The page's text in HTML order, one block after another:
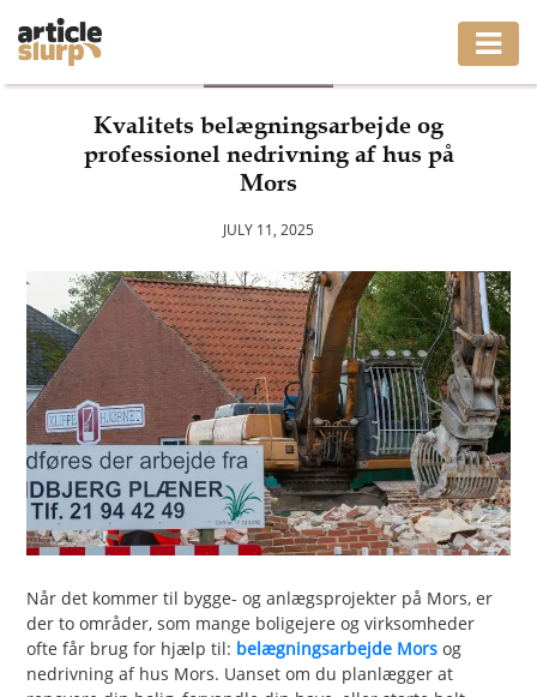
BUSINESS
GAMING
HEALTH
INTERIOR
LIFESTYLE
MOVING
PET
SHOPPING
REAL
Kvalitets belægningsarbejde og
professionel nedrivning af hus på
Mors
JULY 11, 2025
Når det kommer til bygge- og anlægsprojekter på Mors, er
der to områder, som mange boligejere og virksomheder
ofte får brug for hjælp til: belægningsarbejde Mors og
nedrivning af hus Mors. Uanset om du planlægger at